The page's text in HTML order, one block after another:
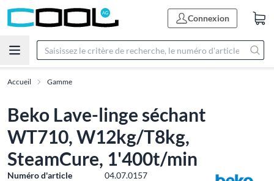
Connexion
Accueil Gamme
Beko Lave-linge séchant
WT710, W12kg/T8kg,
SteamCure, 1'400t/min
Numéro d'article
04.07.0157